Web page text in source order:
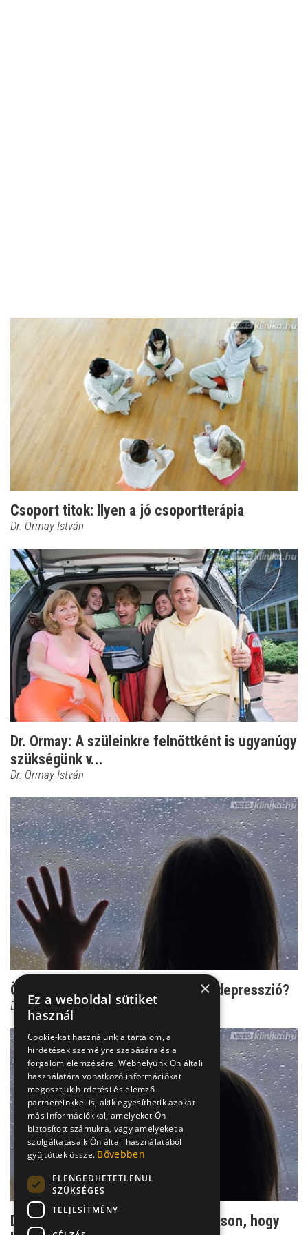
Csoport titok: Ilyen a jó csoportterápia
Dr. Ormay István
Dr. Ormay: A szüleinkre felnőttként is ugyanúgy
szükségünk v...
Dr. Ormay István
Örökös reménytelenség: Ez már a depresszió?
Dr. Ormay István
Dr. Ormay: Lehet-e úgy segíteni máson, hogy
×
Ez a weboldal sütiket
használ
Cookie-kat használunk a tartalom, a
hirdetések személyre szabására és a
forgalom elemzésére. Webhelyünk Ön általi
használatára vonatkozó információkat
megosztjuk hirdetési és elemző
partnereinkkel is, akik egyesíthetik azokat
más információkkal, amelyeket Ön
biztosított számukra, vagy amelyeket a
szolgáltatásaik Ön általi használatából
gyűjtöttek össze. Bővebben
ELENGEDHETETLENÜL
SZÜKSÉGES
TELJESÍTMÉNY